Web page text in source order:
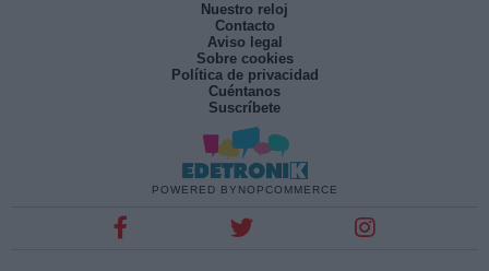
Nuestro reloj
Contacto
Aviso legal
Sobre cookies
Política de privacidad
Cuéntanos
Suscríbete
POWERED BY NOPCOMMERCE